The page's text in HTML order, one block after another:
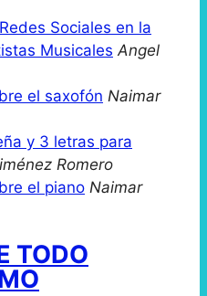
Sociales en la
Musicales Angel
el saxofón Naimar
y 3 letras para
Romero
el piano Naimar
TODO